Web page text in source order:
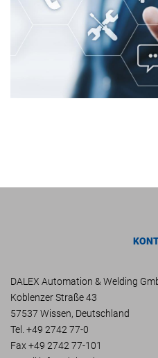
DALEX Automation & Welding
Koblenzer Straße 43
57537 Wissen, Deutschland
Tel. +49 2742 77-0
Fax +49 2742 77-101